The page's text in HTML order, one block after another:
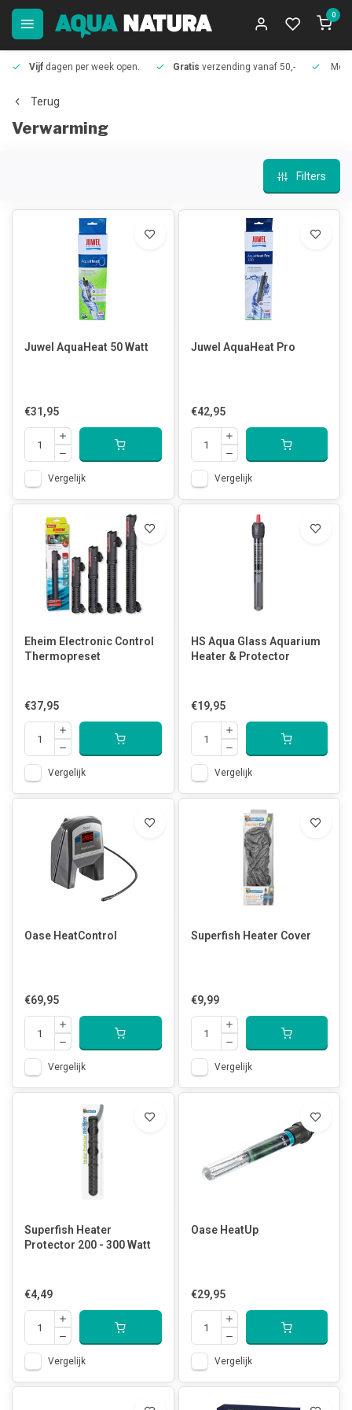
0
Vijf dagen per week open. Gratis verzending vanaf 50,-
Terug
Verwarming
Filters
Juwel AquaHeat 50 Watt
€31,95
Vergelijk
Juwel AquaHeat Pro
€42,95
Vergelijk
Eheim Electronic Control
Thermopreset
€37,95
Vergelijk
HS Aqua Glass Aquarium
Heater & Protector
€19,95
Vergelijk
Oase HeatControl
€69,95
Vergelijk
Superfish Heater Cover
€9,99
Vergelijk
Superfish Heater
Protector 200 - 300 Watt
€4,49
Vergelijk
Oase HeatUp
€29,95
Vergelijk